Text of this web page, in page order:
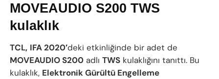
MOVEAUDIO S200 TWS
kulaklık
TCL, IFA 2020′deki etkinliğinde bir adet de
MOVEAUDIO S200 adlı TWS kulaklığını tanıttı. Bu
kulaklık, Elektronik Gürültü Engelleme